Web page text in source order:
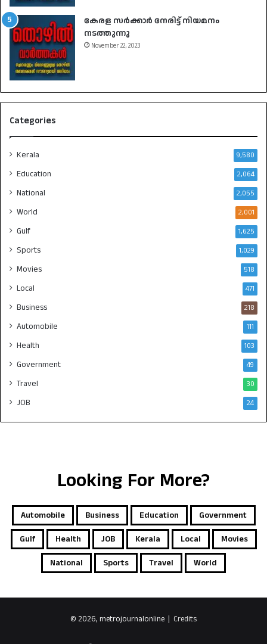
കേരള സർക്കാർ നേരിട്ട് നിയമനം
നടത്തുന്നു
November 22, 2023
Categories
Kerala 9,580
Education 2,064
National 2,055
World 2,001
Gulf 1,625
Sports 1,029
Movies 518
Local 471
Business 218
Automobile 111
Health 103
Government 49
Travel 30
JOB 24
Looking For More?
Automobile Business Education
Government
Gulf
Health JOB Kerala Local
Movies
National
Sports Travel World
© 2026, metrojournalonline | Credits